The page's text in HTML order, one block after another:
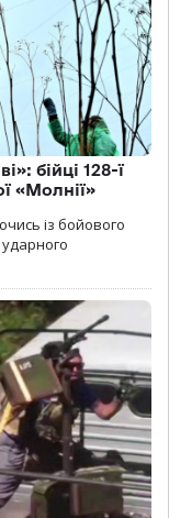
бійці 128-ї
«Молнії»
із бойового